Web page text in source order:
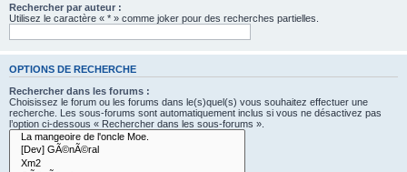
Rechercher par auteur :
Utilisez le caractère « * » comme joker pour des recherches partielles.
OPTIONS DE RECHERCHE
Rechercher dans les forums :
Choisissez le forum ou les forums dans le(s)quel(s) vous souhaitez effectuer une
recherche. Les sous-forums sont automatiquement inclus si vous ne désactivez pas
l’option ci-dessous « Rechercher dans les sous-forums ».